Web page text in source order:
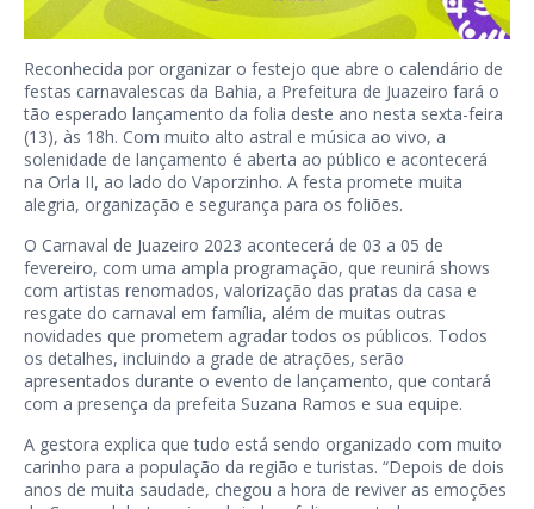
Reconhecida por organizar o festejo que abre o calendário de
festas carnavalescas da Bahia, a Prefeitura de Juazeiro fará o
tão esperado lançamento da folia deste ano nesta sexta-feira
(13), às 18h. Com muito alto astral e música ao vivo, a
solenidade de lançamento é aberta ao público e acontecerá
na Orla II, ao lado do Vaporzinho. A festa promete muita
alegria, organização e segurança para os foliões.
O Carnaval de Juazeiro 2023 acontecerá de 03 a 05 de
fevereiro, com uma ampla programação, que reunirá shows
com artistas renomados, valorização das pratas da casa e
resgate do carnaval em família, além de muitas outras
novidades que prometem agradar todos os públicos. Todos
os detalhes, incluindo a grade de atrações, serão
apresentados durante o evento de lançamento, que contará
com a presença da prefeita Suzana Ramos e sua equipe.
A gestora explica que tudo está sendo organizado com muito
carinho para a população da região e turistas. “Depois de dois
anos de muita saudade, chegou a hora de reviver as emoções